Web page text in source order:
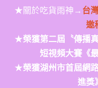
★關於吃貨雨神→台
邀
★榮獲第二屆〝傳播
短視頻大賽《
★榮獲湖州市首屆網
進獎